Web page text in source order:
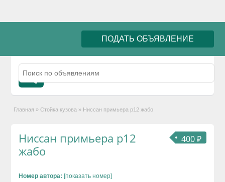
ПОДАТЬ ОБЪЯВЛЕНИЕ
Главная » Стойка кузова » Ниссан примьера р12 жабо
400 ₽
Ниссан примьера р12
жабо
Номер автора: [показать номер]